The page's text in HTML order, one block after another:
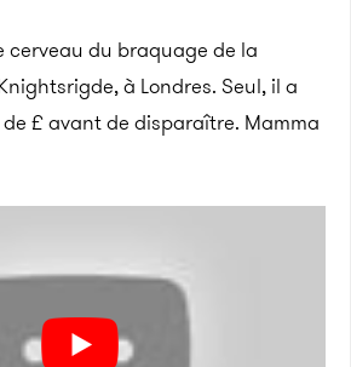
cerveau du braquage de la
à Londres. Seul, il a
£ avant de disparaître. Mamma